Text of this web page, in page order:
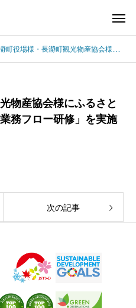
場様・長瀞町観光物産協会様にふるさと納税受託業務について「業務フロー研修」を実施しました。
物産協会様にふるさと
務フロー研修」を実施
次の記事